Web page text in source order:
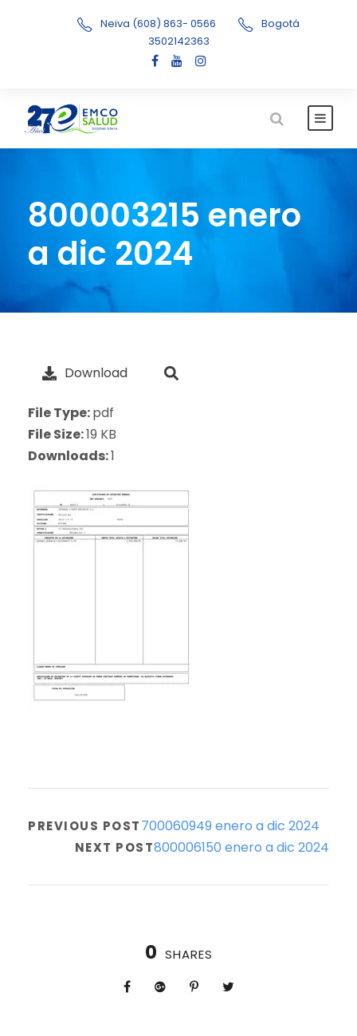
Neiva (608) 863- 0566
Bogotá
3502142363
800003215 enero
a dic 2024
Download
File Type:pdf
File Size:19 KB
Downloads:1
PREVIOUS POST700060949 enero a dic 2024
NEXT POST800006150 enero a dic 2024
0 SHARES